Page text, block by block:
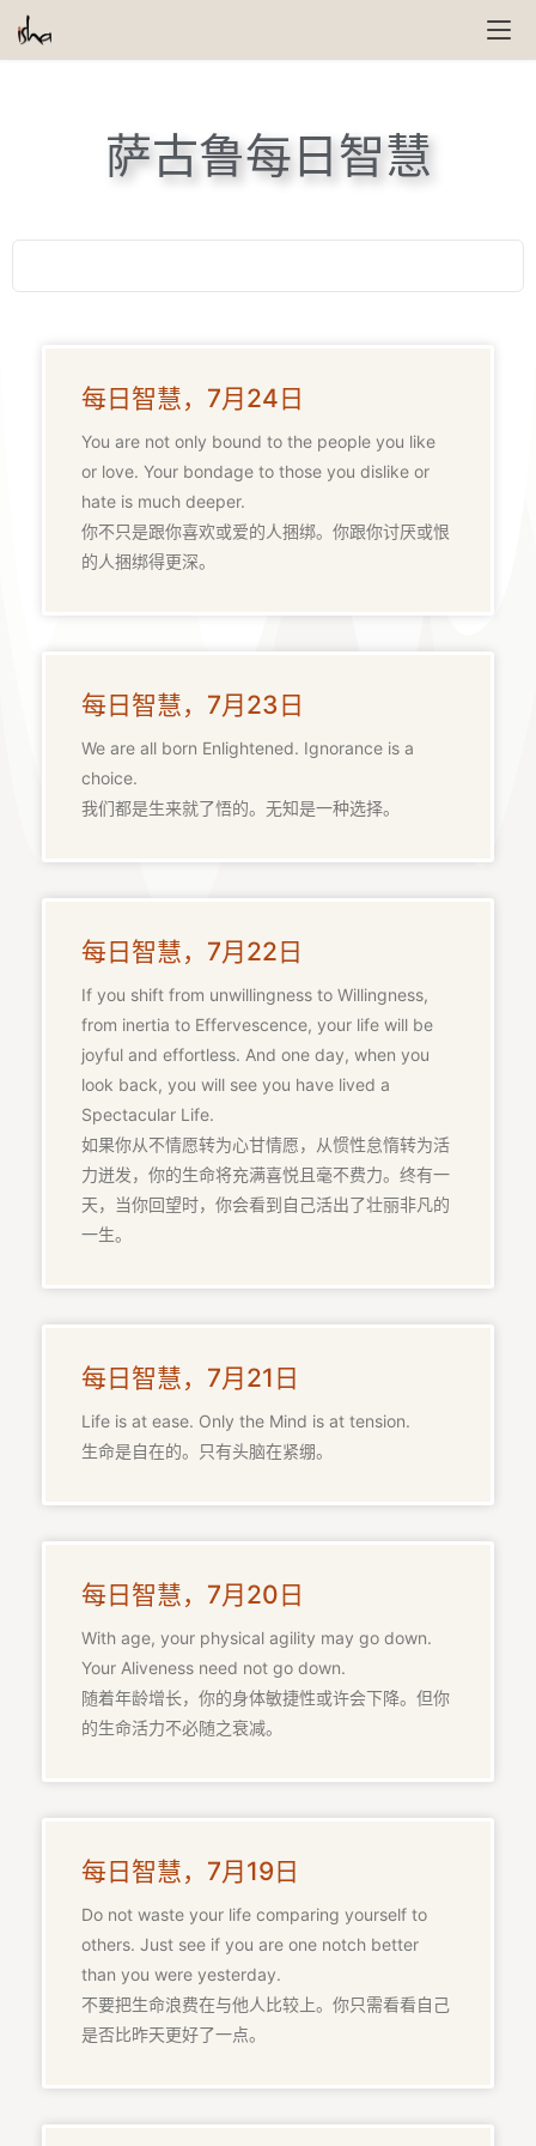
萨古鲁每日智慧​
每日智慧，7月24日
You are not only bound to the people you like
or love. Your bondage to those you dislike or
hate is much deeper.
你不只是跟你喜欢或爱的人捆绑。你跟你讨厌或恨
的人捆绑得更深。
每日智慧，7月23日
We are all born Enlightened. Ignorance is a
choice.
我们都是生来就了悟的。无知是一种选择。
每日智慧，7月22日
If you shift from unwillingness to Willingness,
from inertia to Effervescence, your life will be
joyful and effortless. And one day, when you
look back, you will see you have lived a
Spectacular Life.
如果你从不情愿转为心甘情愿，从惯性怠惰转为活
力迸发，你的生命将充满喜悦且毫不费力。终有一
天，当你回望时，你会看到自己活出了壮丽非凡的
一生。
每日智慧，7月21日
Life is at ease. Only the Mind is at tension.
生命是自在的。只有头脑在紧绷。
每日智慧，7月20日
With age, your physical agility may go down.
Your Aliveness need not go down.
随着年龄增长，你的身体敏捷性或许会下降。但你
的生命活力不必随之衰减。
每日智慧，7月19日
Do not waste your life comparing yourself to
others. Just see if you are one notch better
than you were yesterday.
不要把生命浪费在与他人比较上。你只需看看自己
是否比昨天更好了一点。